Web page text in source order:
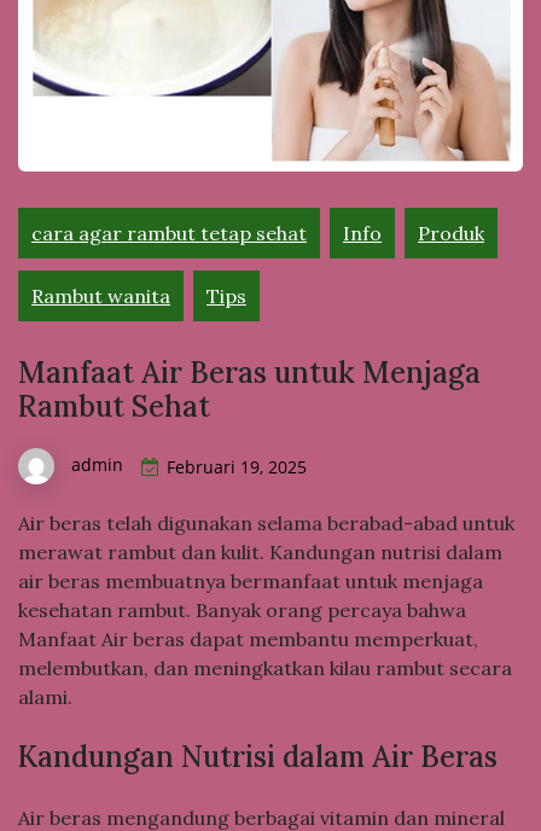
cara agar rambut tetap sehat Info Produk
Rambut wanita Tips
Manfaat Air Beras untuk Menjaga
Rambut Sehat
admin Februari 19, 2025
Air beras telah digunakan selama berabad-abad untuk
merawat rambut dan kulit. Kandungan nutrisi dalam
air beras membuatnya bermanfaat untuk menjaga
kesehatan rambut. Banyak orang percaya bahwa
Manfaat Air beras dapat membantu memperkuat,
melembutkan, dan meningkatkan kilau rambut secara
alami.
Kandungan Nutrisi dalam Air Beras
Air beras mengandung berbagai vitamin dan mineral